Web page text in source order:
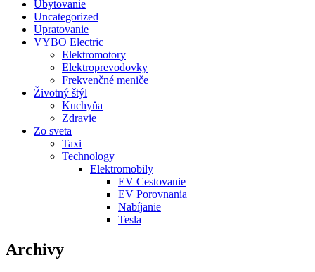
Ubytovanie
Uncategorized
Upratovanie
VYBO Electric
Elektromotory
Elektroprevodovky
Frekvenčné meniče
Životný štýl
Kuchyňa
Zdravie
Zo sveta
Taxi
Technology
Elektromobily
EV Cestovanie
EV Porovnania
Nabíjanie
Tesla
Archivy